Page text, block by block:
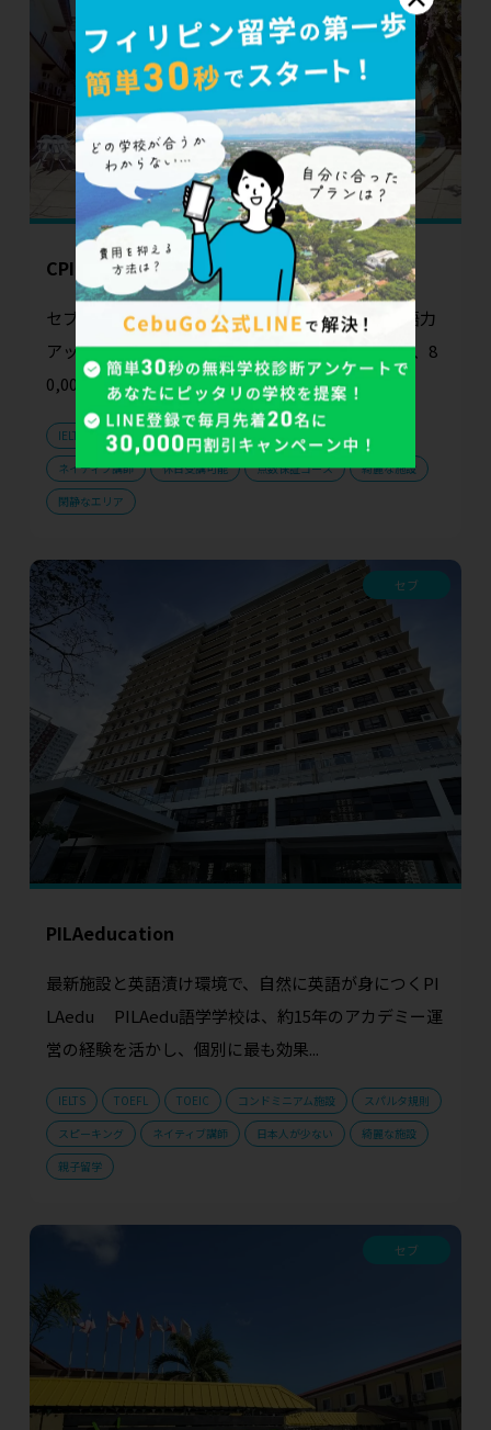
CPILS
セブ留学のパイオニア、国際色豊かなCPILSで英語力
アップ 2001年に開校したセブ最古の語学学校で、8
0,000人以上の卒業生を持つ老舗校...
IELTS TOEIC スパルタ規則
スピーキング
ネイティブ講師
休日受講可能 点数保証コース
綺麗な施設
閑静なエリア
セブ
PILAeducation
最新施設と英語漬け環境で、自然に英語が身につくPI
LAedu PILAedu語学学校は、約15年のアカデミー運
営の経験を活かし、個別に最も効果...
IELTS TOEFL TOEIC コンドミニアム施設
スパルタ規則
スピーキング
ネイティブ講師 日本人が少ない
綺麗な施設
親子留学
セブ